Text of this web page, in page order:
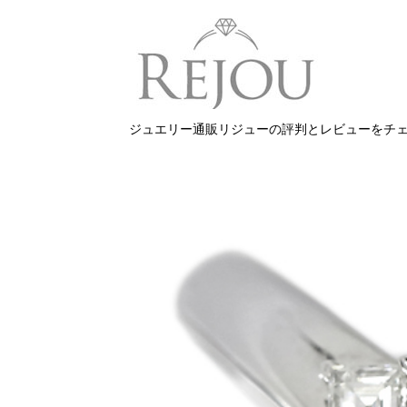
ジュエリー通販リジューの評判とレビューをチ